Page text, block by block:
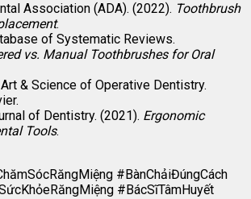
Association (ADA). (2022). Toothbrush
.
of Systematic Reviews.
vs. Manual Toothbrushes for Oral
Art & Science of Operative Dentistry.
of Dentistry. (2021). Ergonomic
Tools.
#BànChảiĐúngCách
#BácSĩTâmHuyết